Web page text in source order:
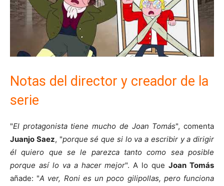
Notas del director y creador de la
serie
"El protagonista tiene mucho de Joan Tomás", comenta
Juanjo Saez, "porque sé que si lo va a escribir y a dirigir
él quiero que se le parezca tanto como sea posible
porque así lo va a hacer mejor". A lo queJoan Tomás
añade: "A ver, Roni es un poco gilipollas, pero funciona